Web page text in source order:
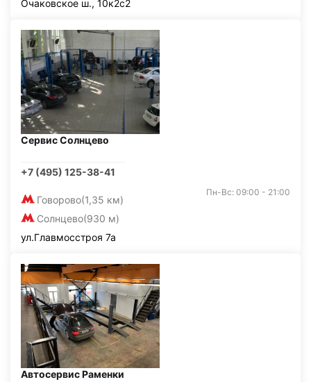
Очаковское ш., 10к2с2
Сервис Солнцево
+7 (495) 125-38-41
Говорово(1,35 км)
Солнцево(930 м)
Пн-Вс: 09:00 - 21:00
ул.Главмосстроя 7а
Автосервис Раменки